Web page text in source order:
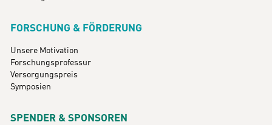
FORSCHUNG & FÖRDERUNG
Unsere Motivation
Forschungsprofessur
Versorgungspreis
Symposien
SPENDER & SPONSOREN